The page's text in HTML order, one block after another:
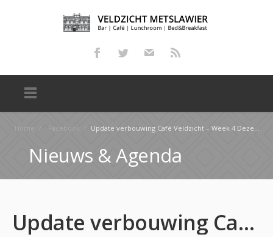
Home Facebook Update verbouwing Café Veldzicht – Week 4 Deze week veel bedrijvigheid in en om Café Veldzicht. Op …
Nieuws & Agenda
Update verbouwing Café Veldzicht – Week 4 Deze week veel bedrijvigheid in en om Café Veldzicht. Op …